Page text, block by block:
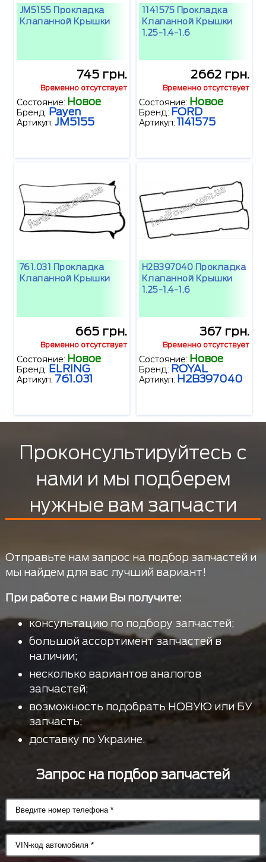
JM5155 Прокладка
Клапанной Крышки
745 грн.
Временно отсутствует
Состояние: Новое
Бренд: Payen
Артикул: JM5155
1141575 Прокладка
Клапанной Крышки
1.25-1.4-1.6
2662 грн.
Временно отсутствует
Состояние: Новое
Бренд: FORD
Артикул: 1141575
761.031 Прокладка
Клапанной Крышки
665 грн.
Временно отсутствует
Состояние: Новое
Бренд: ELRING
Артикул: 761.031
H2B397040 Прокладка
Клапанной Крышки
1.25-1.4-1.6
367 грн.
Временно отсутствует
Состояние: Новое
Бренд: ROYAL
Артикул: H2B397040
Проконсультируйтесь с
нами и мы подберем
нужные вам запчасти
Отправьте нам запрос на подбор запчастей и
мы найдем для вас лучший вариант!
При работе с нами Вы получите:
консультацию по подбору запчастей;
большой ассортимент запчастей в
наличии;
несколько вариантов аналогов
запчастей;
возможность подобрать НОВУЮ или БУ
запчасть;
доставку по Украине.
Запрос на подбор запчастей